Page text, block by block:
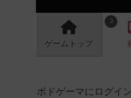
ゲーム トップ
3
ボドゲーマにログイ